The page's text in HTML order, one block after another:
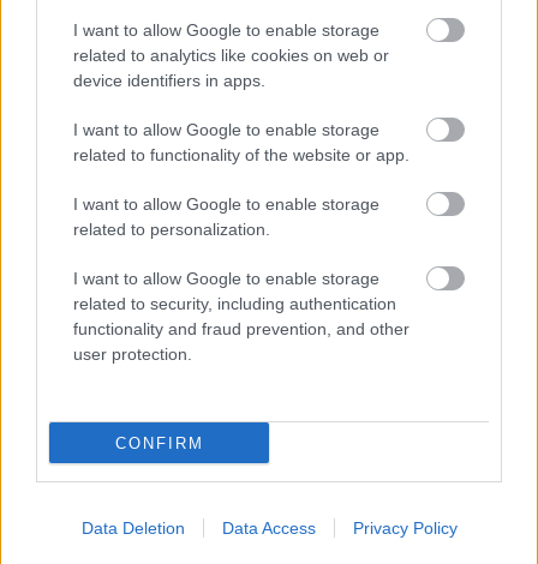
I want to allow Google to enable storage
related to analytics like cookies on web or
device identifiers in apps.
I want to allow Google to enable storage
related to functionality of the website or app.
I want to allow Google to enable storage
related to personalization.
I want to allow Google to enable storage
related to security, including authentication
functionality and fraud prevention, and other
user protection.
CONFIRM
Data Deletion Data Access Privacy Policy
HÍRLEVÉL
E-mail cím
Feliratkozom a hírlevélre és elfogadom az
szabályzatot!
LEGOLVASOTTABB